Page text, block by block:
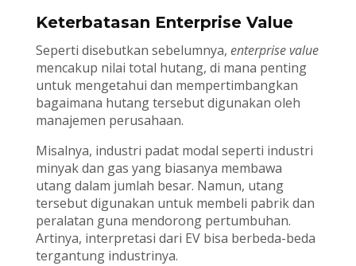
Keterbatasan Enterprise Value
Seperti disebutkan sebelumnya, enterprise value
mencakup nilai total hutang, di mana penting
untuk mengetahui dan mempertimbangkan
bagaimana hutang tersebut digunakan oleh
manajemen perusahaan.
Misalnya, industri padat modal seperti industri
minyak dan gas yang biasanya membawa
utang dalam jumlah besar. Namun, utang
tersebut digunakan untuk membeli pabrik dan
peralatan guna mendorong pertumbuhan.
Artinya, interpretasi dari EV bisa berbeda-beda
tergantung industrinya.